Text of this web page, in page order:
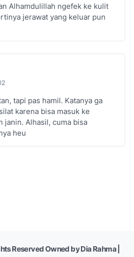
Alhamdulillah ngefek ke kulit
jerawat yang keluar pun
tapi pas hamil. Katanya ga
karena bisa masuk ke
janin. Alhasil, cuma bisa
heu
Reserved Owned by Dia Rahma |